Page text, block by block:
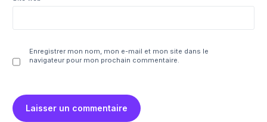
Enregistrer mon nom, mon e-mail et mon site dans le
navigateur pour mon prochain commentaire.